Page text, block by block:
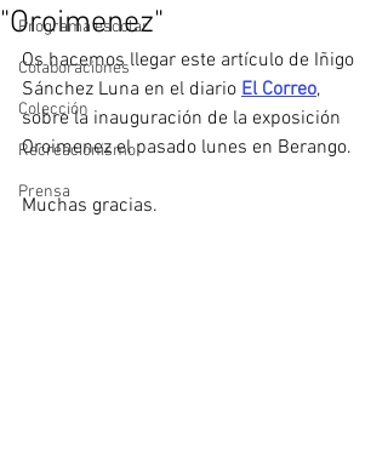
Programa escolar
Colaboraciones
Colección
Recreacionismo
Prensa
"Oroimenez"
Os hacemos llegar este artículo de Iñigo
Sánchez Luna en el diario El Correo,
sobre la inauguración de la exposición
Oroimenez el pasado lunes en Berango.
Muchas gracias.